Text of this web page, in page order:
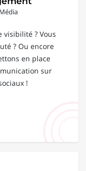
visibilité ? Vous
? Ou encore
en place
sur
!